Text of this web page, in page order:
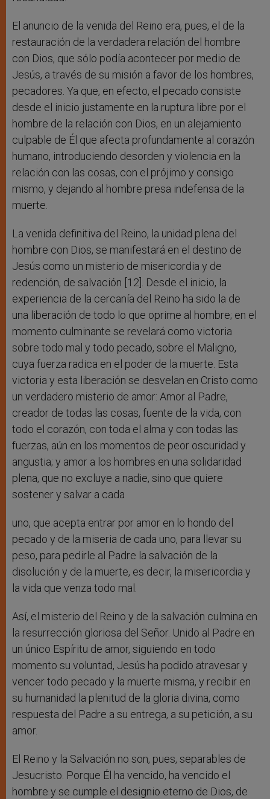
El anuncio de la venida del Reino era, pues, el de la
restauración de la verdadera relación del hombre
con Dios, que sólo podía acontecer por medio de
Jesús, a través de su misión a favor de los hombres,
pecadores. Ya que, en efecto, el pecado consiste
desde el inicio justamente en la ruptura libre por el
hombre de la relación con Dios, en un alejamiento
culpable de Él que afecta profundamente al corazón
humano, introduciendo desorden y violencia en la
relación con las cosas, con el prójimo y consigo
mismo, y dejando al hombre presa indefensa de la
muerte.
La venida definitiva del Reino, la unidad plena del
hombre con Dios, se manifestará en el destino de
Jesús como un misterio de misericordia y de
redención, de salvación [12]. Desde el inicio, la
experiencia de la cercanía del Reino ha sido la de
una liberación de todo lo que oprime al hombre; en el
momento culminante se revelará como victoria
sobre todo mal y todo pecado, sobre el Maligno,
cuya fuerza radica en el poder de la muerte. Esta
victoria y esta liberación se desvelan en Cristo como
un verdadero misterio de amor: Amor al Padre,
creador de todas las cosas, fuente de la vida, con
todo el corazón, con toda el alma y con todas las
fuerzas, aún en los momentos de peor oscuridad y
angustia; y amor a los hombres en una solidaridad
plena, que no excluye a nadie, sino que quiere
sostener y salvar a cada
uno, que acepta entrar por amor en lo hondo del
pecado y de la miseria de cada uno, para llevar su
peso, para pedirle al Padre la salvación de la
disolución y de la muerte, es decir, la misericordia y
la vida que venza todo mal.
Así, el misterio del Reino y de la salvación culmina en
la resurrección gloriosa del Señor. Unido al Padre en
un único Espíritu de amor, siguiendo en todo
momento su voluntad, Jesús ha podido atravesar y
vencer todo pecado y la muerte misma, y recibir en
su humanidad la plenitud de la gloria divina, como
respuesta del Padre a su entrega, a su petición, a su
amor.
El Reino y la Salvación no son, pues, separables de
Jesucristo. Porque Él ha vencido, ha vencido el
hombre y se cumple el designio eterno de Dios, de